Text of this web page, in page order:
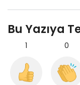
Bu Yazıya
1 0